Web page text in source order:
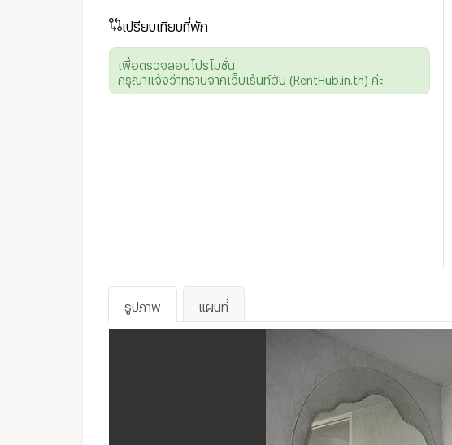
เพื่อเริ่มแชทกับอพาร์ทเม้นท์นี้
เปรียบเทียบที่พัก
เพื่อตรวจสอบโปรโมชั่น
กรุณาแจ้งว่าทราบจากเว็บเร้นท์ฮับ (RentHub.in.th) ค่ะ
รูปภาพ แผนที่